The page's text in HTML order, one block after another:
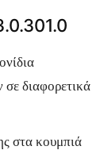
διαφορετικά
στα κουμπιά